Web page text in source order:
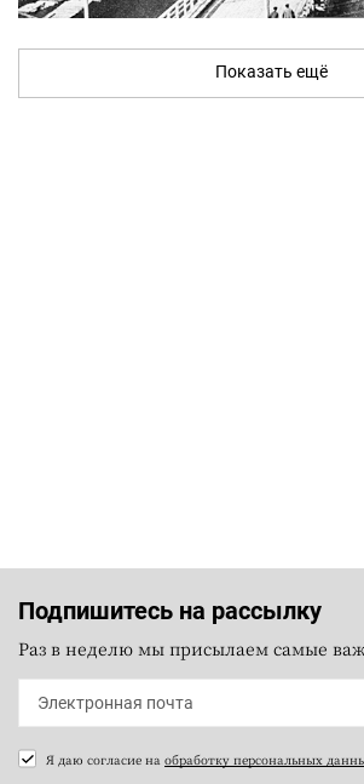
Показать ещё
Подпишитесь на рассылку
Раз в неделю мы присылаем самые
Я даю согласие на обработку персональных